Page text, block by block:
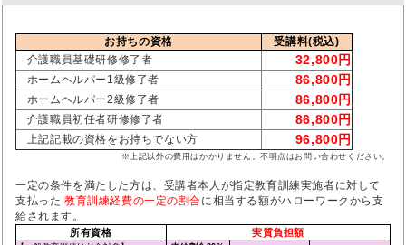
お持ちの資格
受講料(税込)
介護職員基礎研修修了者
32,800円
ホームヘルパー1級修了者 86,800円
ホームヘルパー2級修了者 86,800円
介護職員初任者研修修了者 86,800円
上記記載の資格をお持ちでない方 96,800円
※上記以外の費用はかかりません。不明点はお問い合わせください。
一定の条件を満たした方は、受講者本人が指定教育訓練実施者に対して
支払った 教育訓練経費の一定の割合に相当する額がハローワークから支
給されます。
所有資格 実質負担額